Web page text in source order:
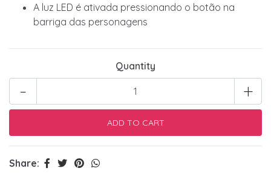
A luz LED é ativada pressionando o botão na
barriga das personagens
Quantity
+
-
Share: